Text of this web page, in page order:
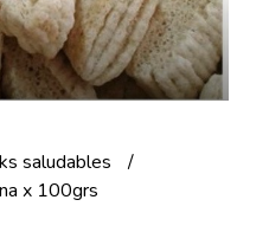
saludables
x 100grs